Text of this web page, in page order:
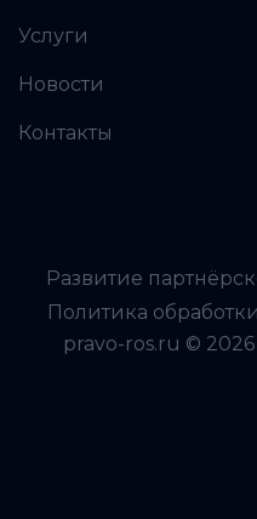
Услуги
Новости
Контакты
Развитие
Политика
pravo-ros.ru ©